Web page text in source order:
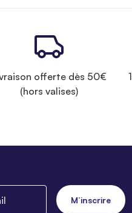
offerte dès 50€
(hors valises)
1
M’inscrire